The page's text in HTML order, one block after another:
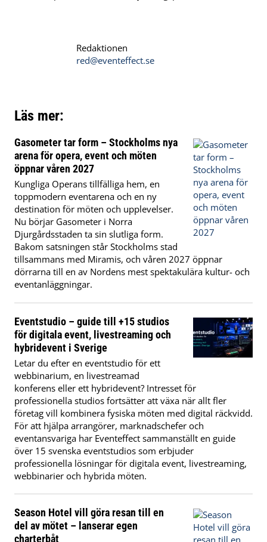
Redaktionen
red@eventeffect.se
Läs mer:
Gasometer tar form – Stockholms nya
arena för opera, event och möten
öppnar våren 2027
Kungliga Operans tillfälliga hem, en
toppmodern eventarena och en ny
destination för möten och upplevelser.
Nu börjar Gasometer i Norra
Djurgårdsstaden ta sin slutliga form.
Bakom satsningen står Stockholms stad
tillsammans med Miramis, och våren 2027 öppnar
dörrarna till en av Nordens mest spektakulära kultur- och
eventanläggningar.
Eventstudio – guide till +15 studios
för digitala event, livestreaming och
hybridevent i Sverige
Letar du efter en eventstudio för ett
webbinarium, en livestreamad
konferens eller ett hybridevent? Intresset för
professionella studios fortsätter att växa när allt fler
företag vill kombinera fysiska möten med digital räckvidd.
För att hjälpa arrangörer, marknadschefer och
eventansvariga har Eventeffect sammanställt en guide
över 15 svenska eventstudios som erbjuder
professionella lösningar för digitala event, livestreaming,
webbinarier och hybrida möten.
Season Hotel vill göra resan till en
del av mötet – lanserar egen
charterbåt